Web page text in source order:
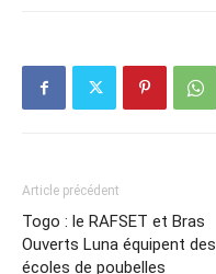
Article précédent
Togo : le RAFSET et Bras
Ouverts Luna équipent des
écoles de poubelles